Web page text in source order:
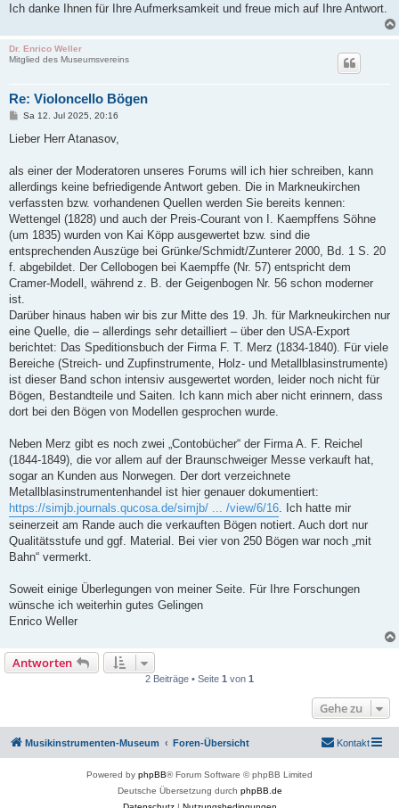
Ich danke Ihnen für Ihre Aufmerksamkeit und freue mich auf Ihre Antwort.
Dr. Enrico Weller
Mitglied des Museumsvereins
Re: Violoncello Bögen
B
i
a
Sa 12. Jul 2025, 20:16
Lieber Herr Atanasov,
als einer der Moderatoren unseres Forums will ich hier schreiben, kann
allerdings keine befriedigende Antwort geben. Die in Markneukirchen
verfassten bzw. vorhandenen Quellen werden Sie bereits kennen:
Wettengel (1828) und auch der Preis-Courant von I. Kaempffens Söhne
(um 1835) wurden von Kai Köpp ausgewertet bzw. sind die
entsprechenden Auszüge bei Grünke/Schmidt/Zunterer 2000, Bd. 1 S. 20
f. abgebildet. Der Cellobogen bei Kaempffe (Nr. 57) entspricht dem
Cramer-Modell, während z. B. der Geigenbogen Nr. 56 schon moderner
ist.
Darüber hinaus haben wir bis zur Mitte des 19. Jh. für Markneukirchen nur
eine Quelle, die – allerdings sehr detailliert – über den USA-Export
berichtet: Das Speditionsbuch der Firma F. T. Merz (1834-1840). Für viele
Bereiche (Streich- und Zupfinstrumente, Holz- und Metallblasinstrumente)
ist dieser Band schon intensiv ausgewertet worden, leider noch nicht für
Bögen, Bestandteile und Saiten. Ich kann mich aber nicht erinnern, dass
dort bei den Bögen von Modellen gesprochen wurde.
Neben Merz gibt es noch zwei „Contobücher“ der Firma A. F. Reichel
(1844-1849), die vor allem auf der Braunschweiger Messe verkauft hat,
sogar an Kunden aus Norwegen. Der dort verzeichnete
Metallblasinstrumentenhandel ist hier genauer dokumentiert:
https://simjb.journals.qucosa.de/simjb/ ... /view/6/16. Ich hatte mir
seinerzeit am Rande auch die verkauften Bögen notiert. Auch dort nur
Qualitätsstufe und ggf. Material. Bei vier von 250 Bögen war noch „mit
Bahn“ vermerkt.
Soweit einige Überlegungen von meiner Seite. Für Ihre Forschungen
wünsche ich weiterhin gutes Gelingen
Enrico Weller
Antworten
2 Beiträge • Seite 1 von 1
Gehe zu
Musikinstrumenten-Museum Foren-Übersicht Kontakt
Powered by phpBB® Forum Software © phpBB Limited
Deutsche Übersetzung durch phpBB.de